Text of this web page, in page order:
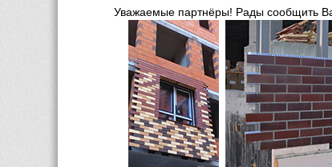
Уважаемые партнёры! Рады сообщить